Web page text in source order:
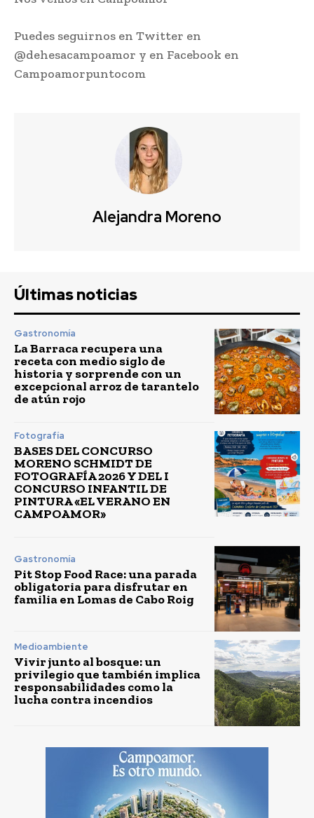
Puedes seguirnos en Twitter en
@dehesacampoamor y en Facebook en
Campoamorpuntocom
Alejandra Moreno
Últimas noticias
Gastronomía
La Barraca recupera una
receta con medio siglo de
historia y sorprende con un
excepcional arroz de tarantelo
de atún rojo
Fotografía
BASES DEL CONCURSO
MORENO SCHMIDT DE
FOTOGRAFÍA 2026 Y DEL I
CONCURSO INFANTIL DE
PINTURA «EL VERANO EN
CAMPOAMOR»
Gastronomía
Pit Stop Food Race: una parada
obligatoria para disfrutar en
familia en Lomas de Cabo Roig
Medioambiente
Vivir junto al bosque: un
privilegio que también implica
responsabilidades como la
lucha contra incendios